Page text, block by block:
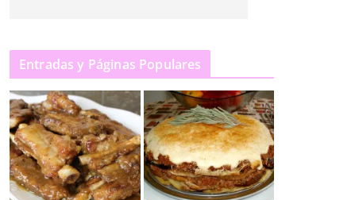
Entradas y Páginas Populares